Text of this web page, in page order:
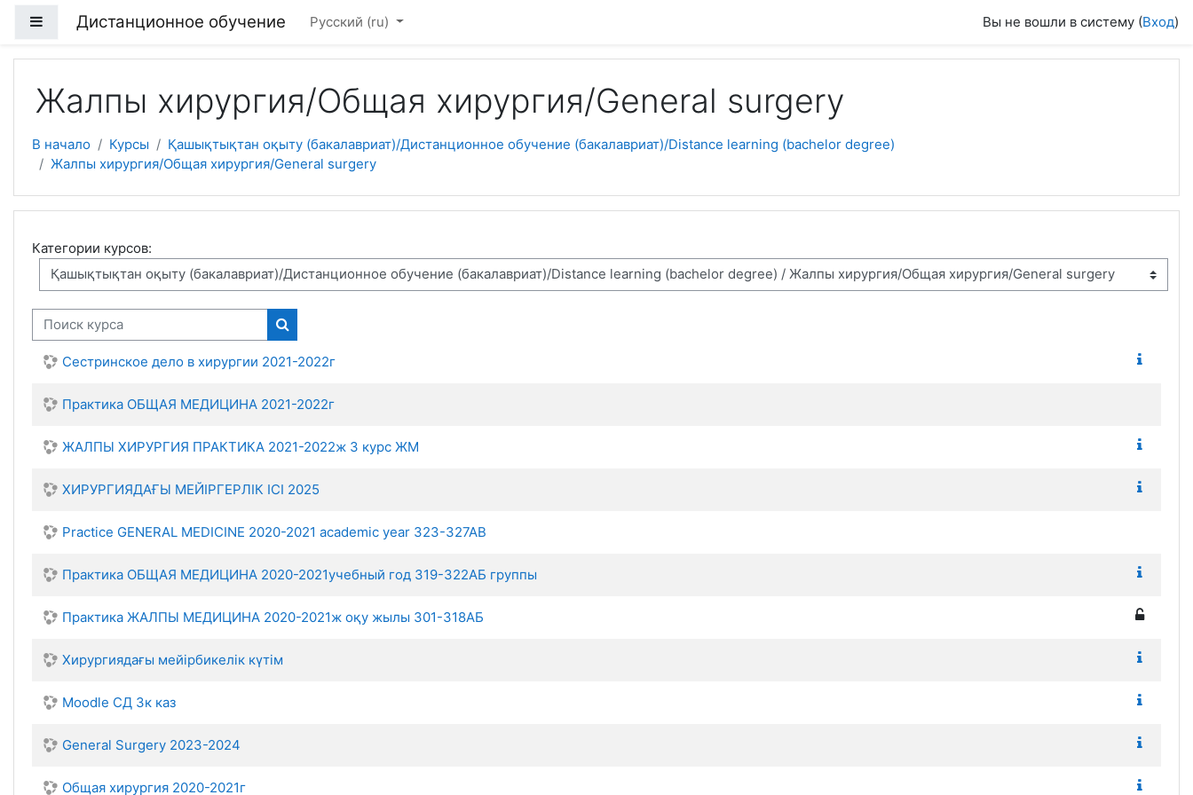
Боковая панель
Дистанционное обучение Русский ‎(ru)‎ Вы не вошли в систему (Вход)
Жалпы хирургия/Общая хирургия/General surgery
В начало Курсы
Қашықтықтан оқыту (бакалавриат)/Дистанционное обучение (бакалавриат)/Distance learning (bachelor degree)
Жалпы хирургия/Общая хирургия/General surgery
Категории курсов:
Поиск курса
Поиск курса
Сестринское дело в хирургии 2021-2022г
Практика ОБЩАЯ МЕДИЦИНА 2021-2022г
ЖАЛПЫ ХИРУРГИЯ ПРАКТИКА 2021-2022ж 3 курс ЖМ
ХИРУРГИЯДАҒЫ МЕЙІРГЕРЛІК ІСІ 2025
Practice GENERAL MEDICINE 2020-2021 academic year 323-327AB
Практика ОБЩАЯ МЕДИЦИНА 2020-2021учебный год 319-322АБ группы
Практика ЖАЛПЫ МЕДИЦИНА 2020-2021ж оқу жылы 301-318АБ
Хирургиядағы мейірбикелік күтім
Moodle СД 3к каз
General Surgery 2023-2024
Общая хирургия 2020-2021г